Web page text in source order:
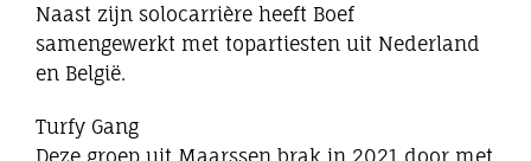
Naast zijn solocarrière heeft Boef
samengewerkt met topartiesten uit Nederland
en België.
Turfy Gang
Deze groep uit Maarssen brak in 2021 door met